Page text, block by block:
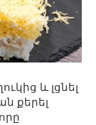
և լցնել
քերել